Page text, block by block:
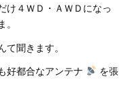
け４ＷＤ・ＡＷＤになっ
聞きます。
好都合なアンテナ
を張